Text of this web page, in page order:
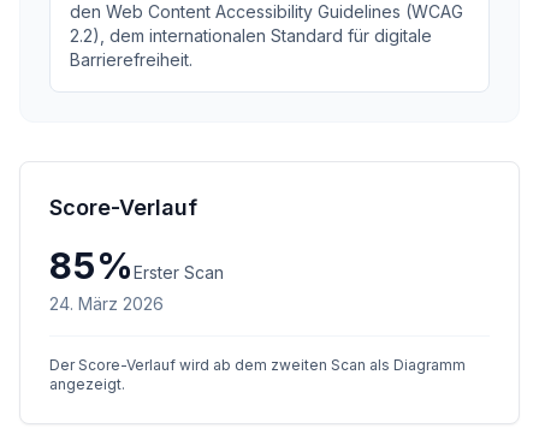
den Web Content Accessibility Guidelines (WCAG
2.2), dem internationalen Standard für digitale
Barrierefreiheit.
Score-Verlauf
85%Erster Scan
24. März 2026
Der Score-Verlauf wird ab dem zweiten Scan als Diagramm
angezeigt.